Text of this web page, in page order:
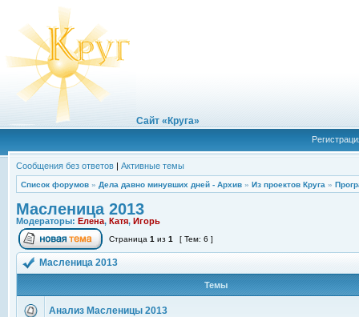
Сайт «Круга»
Сообщения без ответов | Активные темы
Список форумов » Дела давно минувших дней - Архив » Из проектов Круга »
Масленица 2013
Модераторы: Елена, Катя, Игорь
Страница 1 из 1 [ Тем: 6 ]
Масленица 2013
Темы
Анализ Масленицы 2013